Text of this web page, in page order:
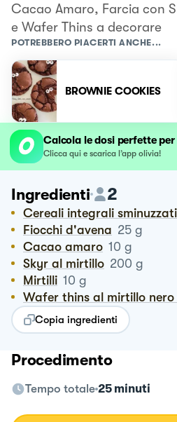
Cacao Amaro, Farcia con
e Wafer Thins a decorare
POTREBBERO PIACERTI ANCHE...
BROWNIE COOKIES
Calcola le dosi perfette
Clicca qui e scarica l’app olivia!
Ingredienti 2
Cereali integrali
Fiocchi d'avena 25 g
Cacao amaro 10 g
Skyr al mirtillo 200 g
Mirtilli 10 g
Wafer thins al mirtillo
Copia ingredienti
Procedimento
Tempo totale 25 minuti